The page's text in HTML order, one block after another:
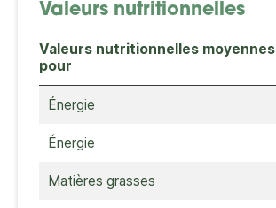
Valeurs nutritionnelles
Valeurs nutritionnelles moyennes
pour
Énergie
Énergie
Matières grasses